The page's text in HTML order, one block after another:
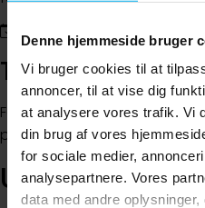
Denne hjemmeside bruger
Vi bruger cookies til at
annoncer, til at vise dig
at analysere vores trafik. Vi
din brug af vores
for sociale medier,
analysepartnere. Vores
data med andre
Tilpasset til
Fortæl os gerne, hvis du er
planlægger vi besøget, så